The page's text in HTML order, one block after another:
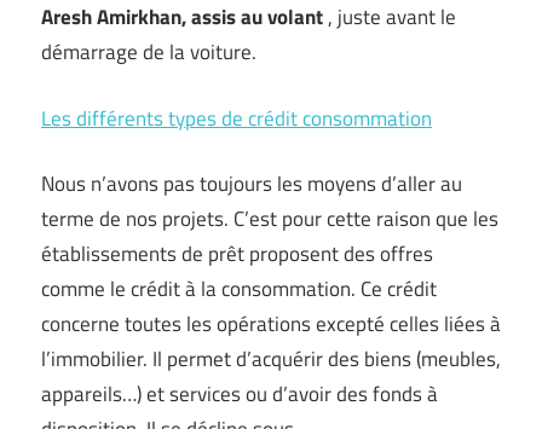
Aresh Amirkhan, assis au volant, juste avant le
démarrage de la voiture.
Les différents types de crédit consommation
Nous n’avons pas toujours les moyens d’aller au
terme de nos projets. C’est pour cette raison que les
établissements de prêt proposent des offres
comme le crédit à la consommation. Ce crédit
concerne toutes les opérations excepté celles liées à
l’immobilier. Il permet d’acquérir des biens (meubles,
appareils…) et services ou d’avoir des fonds à